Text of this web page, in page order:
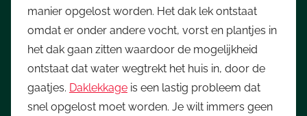
manier opgelost worden. Het dak lek ontstaat
omdat er onder andere vocht, vorst en plantjes in
het dak gaan zitten waardoor de mogelijkheid
ontstaat dat water wegtrekt het huis in, door de
gaatjes. Daklekkage is een lastig probleem dat
snel opgelost moet worden. Je wilt immers geen